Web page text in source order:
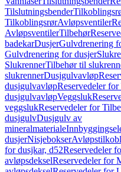
Tilslutningsbender
TilkoblingsrørAvløpsventiler
AvløpsventilerTilbehør
badekarDusjerGulvdrenering
Gulvdrenering for dusjer
SlukrennerTilbehør til
slukrennerDusjgulvavløp
dusjgulvavløpReservedeler
dusjgulvavløpVeggsluk
veggslukReservedeler for
dusjgulvDusjgulv av
mineralmateriale
dusjerNisjebokser
for dusjkar, d52Reservedeler
avløpsdekselReservedeler for